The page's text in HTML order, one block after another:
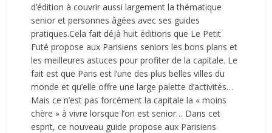
d’édition à couvrir aussi largement la thématique
senior et personnes âgées avec ses guides
pratiques.Cela fait déjà huit éditions que Le Petit
Futé propose aux Parisiens seniors les bons plans et
les meilleures astuces pour profiter de la capitale. Le
fait est que Paris est l’une des plus belles villes du
monde et qu’elle offre une large palette d’activités…
Mais ce n’est pas forcément la capitale la « moins
chère » à vivre lorsque l’on est senior… Dans cet
esprit, ce nouveau guide propose aux Parisiens